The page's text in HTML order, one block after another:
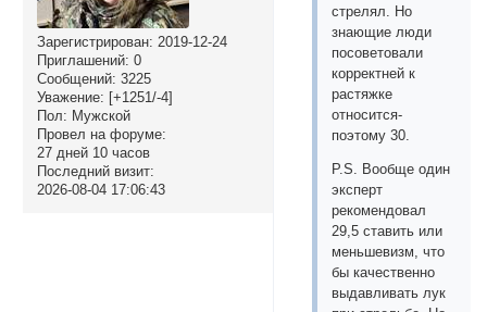
Зарегистрирован: 2019-12-24
Приглашений: 0
Сообщений: 3225
Уважение: [+1251/-4]
Пол: Мужской
Провел на форуме:
27 дней 10 часов
Последний визит:
2026-08-04 17:06:43
стрелял. Но
знающие люди
посоветовали
корректней к
растяжке
относится-
поэтому 30.
P.S. Вообще один
эксперт
рекомендовал
29,5 ставить или
меньшевизм, что
бы качественно
выдавливать лук